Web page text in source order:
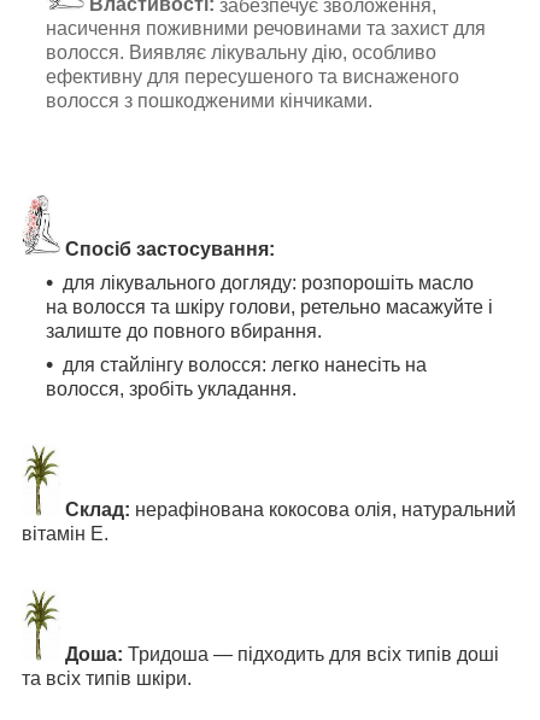
Властивості: забезпечує зволоження,
насичення поживними речовинами та захист для
волосся. Виявляє лікувальну дію, особливо
ефективну для пересушеного та виснаженого
волосся з пошкодженими кінчиками.
Спосіб застосування:
для лікувального догляду: розпорошіть масло
на волосся та шкіру голови, ретельно масажуйте і
залиште до повного вбирання.
для стайлінгу волосся: легко нанесіть на
волосся, зробіть укладання.
Склад: нерафінована кокосова олія, натуральний
вітамін Е.
Доша: Тридоша — підходить для всіх типів доші
та всіх типів шкіри.